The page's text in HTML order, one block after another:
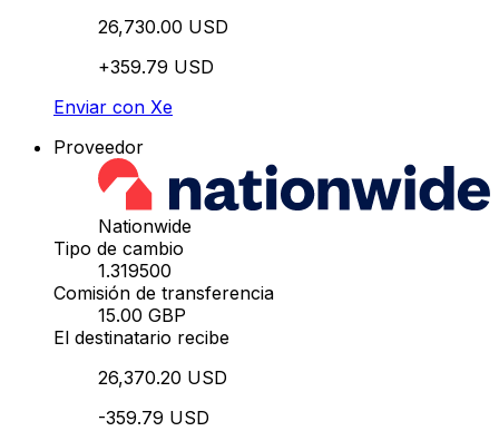
26,730.00 USD
+359.79 USD
Enviar con Xe
Proveedor
Nationwide
Tipo de cambio
1.319500
Comisión de transferencia
15.00 GBP
El destinatario recibe
26,370.20 USD
-359.79 USD